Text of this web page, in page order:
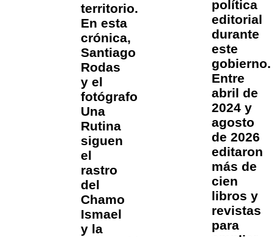
territorio.
En esta
crónica,
Santiago
Rodas
y el
fotógrafo
Una
Rutina
siguen
el
rastro
del
Chamo
Ismael
y la
política
editorial
durante
este
gobierno.
Entre
abril de
2024 y
agosto
de 2026
editaron
más de
cien
libros y
revistas
para